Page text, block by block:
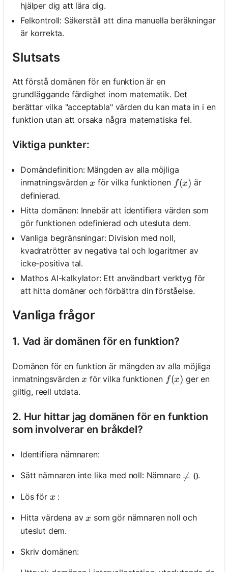
hjälper dig att lära dig.
Felkontroll: Säkerställ att dina manuella beräkningar
är korrekta.
Slutsats
Att förstå domänen för en funktion är en
grundläggande färdighet inom matematik. Det
berättar vilka "acceptabla" värden du kan mata in i en
funktion utan att orsaka några matematiska fel.
Viktiga punkter:
Domändefinition: Mängden av alla möjliga
inmatningsvärdenx
x för vilka funktionen f(x)
f(x) är
definierad.
Hitta domänen: Innebär att identifiera värden som
gör funktionen odefinierad och utesluta dem.
Vanliga begränsningar: Division med noll,
kvadratrötter av negativa tal och logaritmer av
icke-positiva tal.
Mathos AI-kalkylator: Ett användbart verktyg för
att hitta domäner och förbättra din förståelse.
Vanliga frågor
1. Vad är domänen för en funktion?
Domänen för en funktion är mängden av alla möjliga
inmatningsvärdenx
x för vilka funktionen f(x)
f(x) ger en
giltig, reell utdata.
2. Hur hittar jag domänen för en funktion
som involverar en bråkdel?
Identifiera nämnaren:
Sätt nämnaren inte lika med noll: Nämnare \neq 0

= 0.
Lös för x
x :
Hitta värdena avx
x som gör nämnaren noll och
uteslut dem.
Skriv domänen: